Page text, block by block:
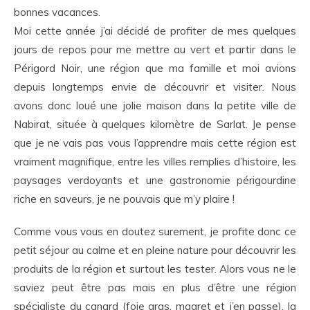
bonnes vacances.
Moi cette année j’ai décidé de profiter de mes quelques
jours de repos pour me mettre au vert et partir dans le
Périgord Noir, une région que ma famille et moi avions
depuis longtemps envie de découvrir et visiter. Nous
avons donc loué une jolie maison dans la petite ville de
Nabirat, située à quelques kilomètre de Sarlat. Je pense
que je ne vais pas vous l’apprendre mais cette région est
vraiment magnifique, entre les villes remplies d’histoire, les
paysages verdoyants et une gastronomie périgourdine
riche en saveurs, je ne pouvais que m’y plaire !
Comme vous vous en doutez surement, je profite donc ce
petit séjour au calme et en pleine nature pour découvrir les
produits de la région et surtout les tester. Alors vous ne le
saviez peut être pas mais en plus d’être une région
spécialiste du canard (foie gras, magret et j’en passe), la